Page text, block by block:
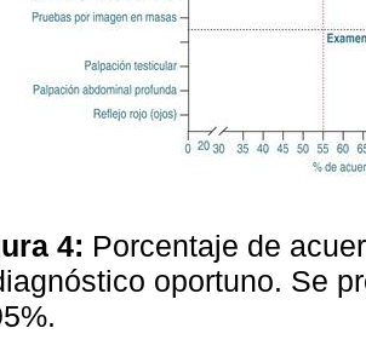
4: Porcentaje de
oportuno. Se